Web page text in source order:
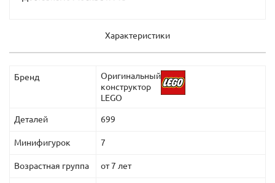
Характеристики
Бренд
Оригинальный
конструктор
LEGO
Деталей 699
Минифигурок 7
Возрастная группа от 7 лет